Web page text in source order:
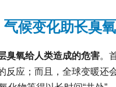
气候变化助长臭
臭氧给人类造成的危害。
反应；而且，全球变暖还